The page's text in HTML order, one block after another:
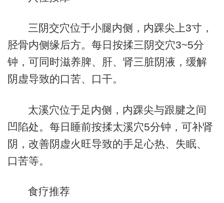
三阴交穴位于小腿内侧，内踝尖上3寸，
胫骨内侧缘后方。每日按揉三阴交穴3~5分
钟，可同时滋养脾、肝、肾三脏阴液，缓解
阴虚导致的口苦、口干。
太溪穴位于足内侧，内踝尖与跟腱之间
凹陷处。每日睡前按揉太溪穴5分钟，可补肾
阴，改善阴虚火旺导致的手足心热、失眠、
口苦等。
食疗推荐